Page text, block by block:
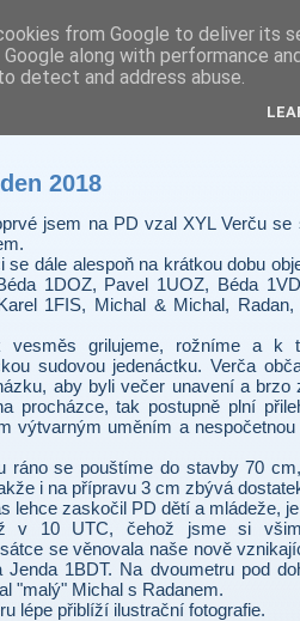
- Pardubice
2018
jsem na PD vzal XYL Verču
se dále alespoň na krátkou dobu
1DOZ, Pavel 1UOZ, Béda
1FIS, Michal & Michal,
vesměs grilujeme, rožníme a k
sudovou jedenáctku. Verča
aby byli večer unavení a brzo
procházce, tak postupně plní
výtvarným uměním a
ráno se pouštíme do stavby 70
i na přípravu 3 cm zbývá
lehce zaskočil PD dětí a mládeže,
v 10 UTC, čehož jsme si
se věnovala naše nově
Jenda 1BDT. Na dvoumetru pod
"malý" Michal s Radanem.
lépe přiblíží ilustrační fotografie.
from Google to deliver its
Google along with performance
detect and address abuse.